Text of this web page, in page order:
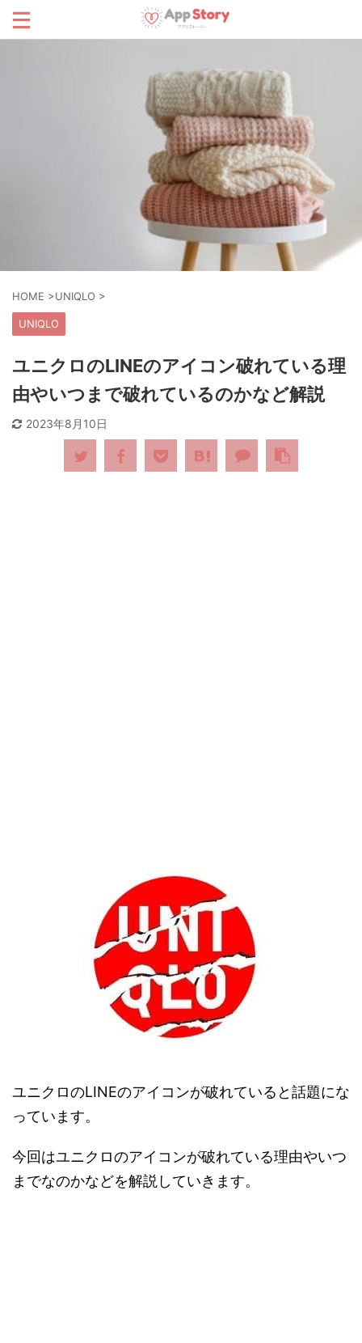
HOME >UNIQLO >
UNIQLO
ユニクロのLINEのアイコン破れている理
由やいつまで破れているのかなど解説
2023年8月10日
ユニクロのLINEのアイコンが破れていると話題にな
っています。
今回はユニクロのアイコンが破れている理由やいつ
までなのかなどを解説していきます。